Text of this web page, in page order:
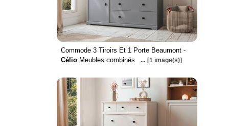
Commode 3 Tiroirs Et 1 Porte Beaumont -
CélioMeubles combinés ... [1 image(s)]